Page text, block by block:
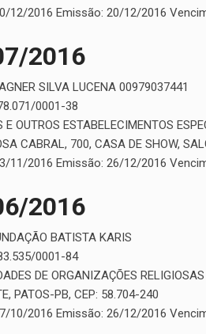
12/2016 Emissão: 20/12/2016
2016
SILVA LUCENA 00979037441
0001-38
E OUTROS ESTABELECIMENTOS
CABRAL, 700, CASA DE SHOW,
11/2016 Emissão: 26/12/2016
2016
BATISTA KARIS
0001-84
DE ORGANIZAÇÕES RELIGIOSAS
PATOS-PB, CEP: 58.704-240
10/2016 Emissão: 26/12/2016